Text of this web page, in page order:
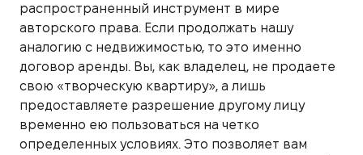
распространенный инструмент в мире
авторского права. Если продолжать нашу
аналогию с недвижимостью, то это именно
договор аренды. Вы, как владелец, не продаете
свою «творческую квартиру», а лишь
предоставляете разрешение другому лицу
временно ею пользоваться на четко
определенных условиях. Это позволяет вам